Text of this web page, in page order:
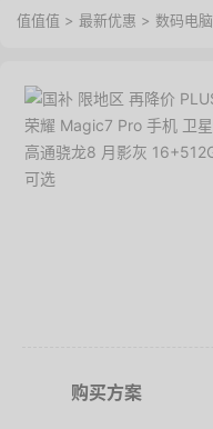
值值值 > 最新优惠 > 数码电脑
购买方案